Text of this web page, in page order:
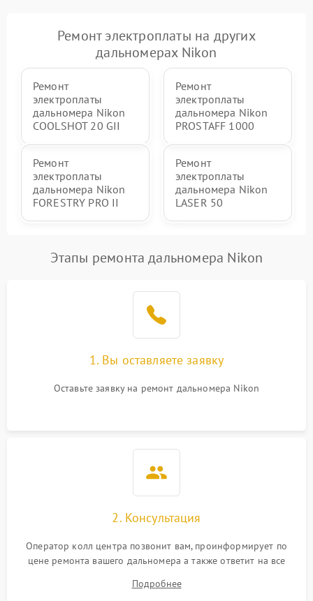
Ремонт электроплаты на других
дальномерах Nikon
Ремонт
электроплаты
дальномера Nikon
COOLSHOT 20 GII
Ремонт
электроплаты
дальномера Nikon
PROSTAFF 1000
Ремонт
электроплаты
дальномера Nikon
FORESTRY PRO II
Ремонт
электроплаты
дальномера Nikon
LASER 50
Этапы ремонта дальномера Nikon
1. Вы оставляете заявку
Оставьте заявку на ремонт дальномера Nikon
2. Консультация
Оператор колл центра позвонит вам, проинформирует по
цене ремонта вашего дальномера а также ответит на все
Подробнее